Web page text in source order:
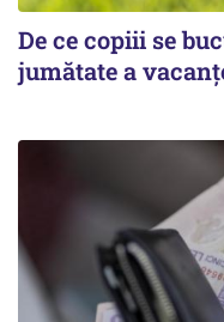
De ce copiii se
jumătate a